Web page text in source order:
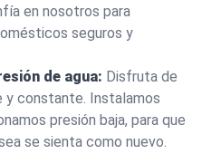
en nosotros para
seguros y
de agua: Disfruta de
y constante. Instalamos
presión baja, para que
se sienta como nuevo.